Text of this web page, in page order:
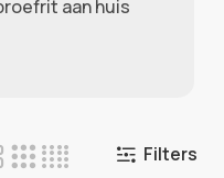
aan huis
Filters